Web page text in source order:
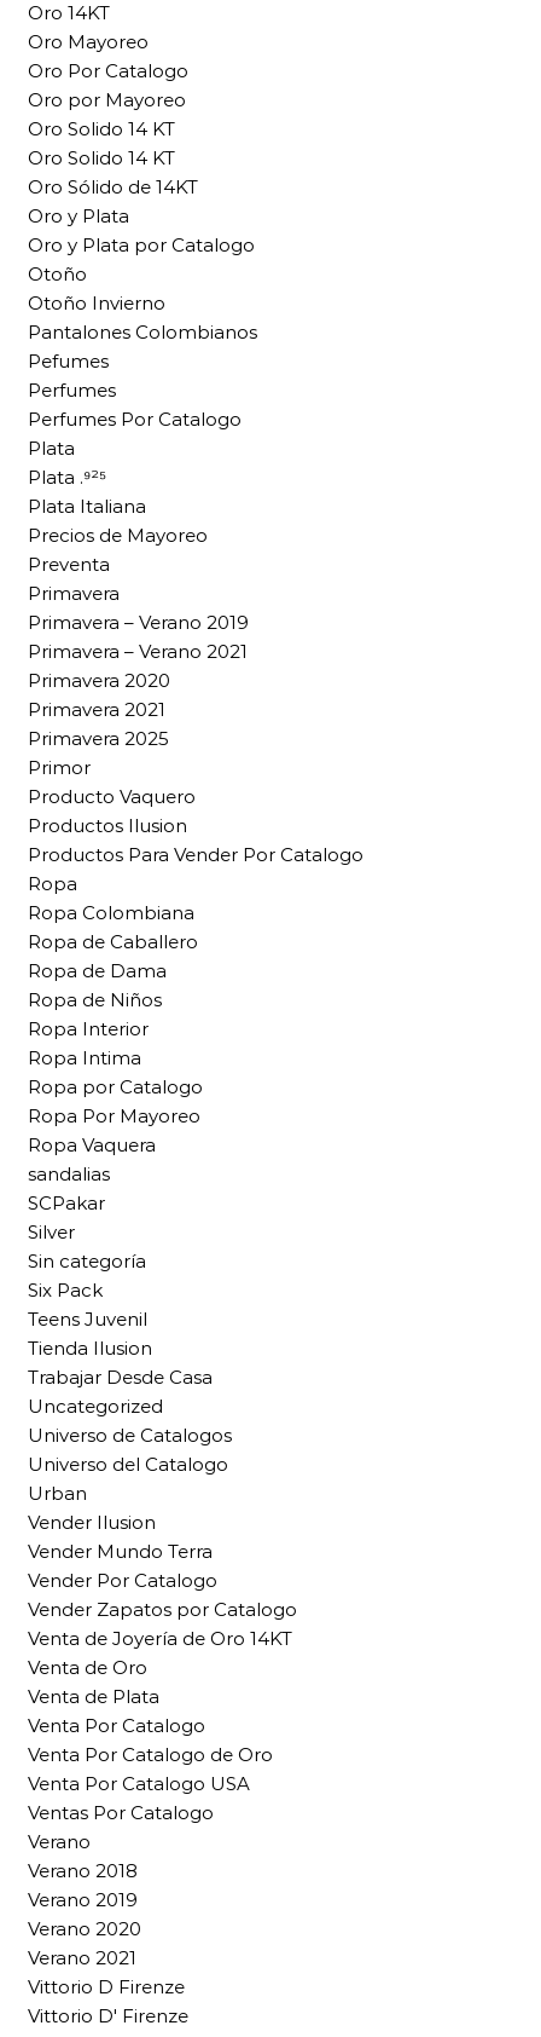
Oro 14KT
Oro Mayoreo
Oro Por Catalogo
Oro por Mayoreo
Oro Solido 14 KT
Oro Solido 14 KT
Oro Sólido de 14KT
Oro y Plata
Oro y Plata por Catalogo
Otoño
Otoño Invierno
Pantalones Colombianos
Pefumes
Perfumes
Perfumes Por Catalogo
Plata
Plata .⁹²⁵
Plata Italiana
Precios de Mayoreo
Preventa
Primavera
Primavera – Verano 2019
Primavera – Verano 2021
Primavera 2020
Primavera 2021
Primavera 2025
Primor
Producto Vaquero
Productos Ilusion
Productos Para Vender Por Catalogo
Ropa
Ropa Colombiana
Ropa de Caballero
Ropa de Dama
Ropa de Niños
Ropa Interior
Ropa Intima
Ropa por Catalogo
Ropa Por Mayoreo
Ropa Vaquera
sandalias
SCPakar
Silver
Sin categoría
Six Pack
Teens Juvenil
Tienda Ilusion
Trabajar Desde Casa
Uncategorized
Universo de Catalogos
Universo del Catalogo
Urban
Vender Ilusion
Vender Mundo Terra
Vender Por Catalogo
Vender Zapatos por Catalogo
Venta de Joyería de Oro 14KT
Venta de Oro
Venta de Plata
Venta Por Catalogo
Venta Por Catalogo de Oro
Venta Por Catalogo USA
Ventas Por Catalogo
Verano
Verano 2018
Verano 2019
Verano 2020
Verano 2021
Vittorio D Firenze
Vittorio D' Firenze